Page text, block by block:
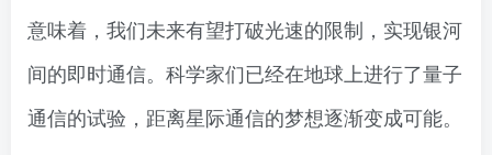
意味着，我们未来有望打破光速的限制，实现银河
间的即时通信。科学家们已经在地球上进行了量子
通信的试验，距离星际通信的梦想逐渐变成可能。